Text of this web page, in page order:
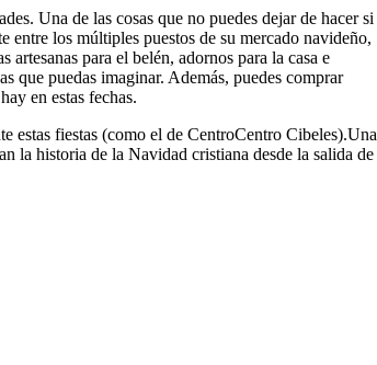
Una de las cosas que no puedes dejar de hacer si
entre los múltiples puestos de su mercado navideño,
para el belén, adornos para la casa e
que puedas imaginar. Además, puedes comprar
en estas fechas.
estas fiestas (como el de CentroCentro Cibeles).Una
la historia de la Navidad cristiana desde la salida de